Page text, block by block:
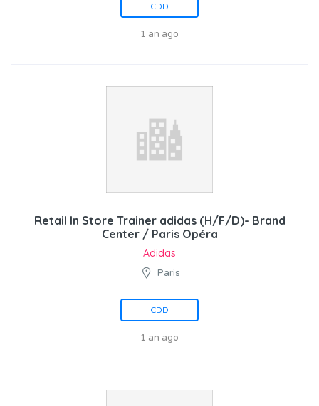
CDD
1 an ago
Retail In Store Trainer adidas (H/F/D)- Brand
Center / Paris Opéra
Adidas
Paris
CDD
1 an ago